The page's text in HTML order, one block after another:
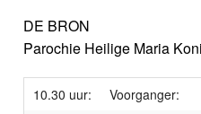
DE BRON
Parochie Heilige Maria
10.30 uur:
Voorganger: